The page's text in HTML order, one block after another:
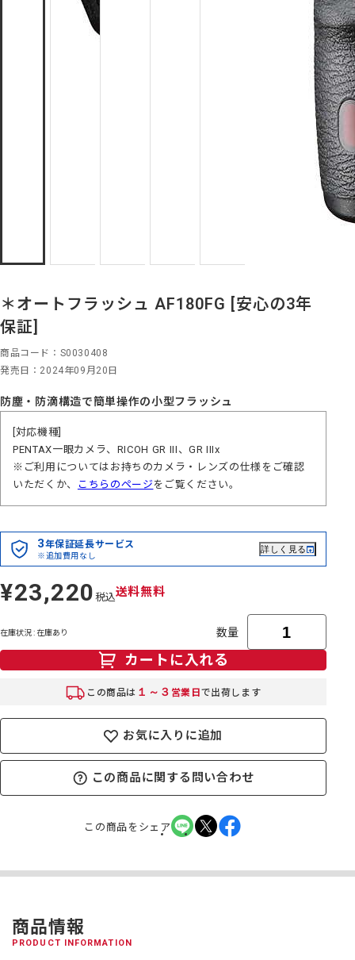
＊オートフラッシュ AF180FG [安心の3年
保証]
商品コード
S0030408
発売日
2024年09月20日
防塵・防滴構造で簡単操作の小型フラッシュ
[対応機種]
PENTAX一眼カメラ、RICOH GR III、GR IIIx
※ご利用についてはお持ちのカメラ・レンズの仕様をご確認
いただくか、
こちらのページ をご覧ください。
3年保証延長サービス
※追加費用なし
詳しく見る
定
価
¥23,220 税込送料無料
在庫状況 : 在庫あり 数量
カートに入れる
この商品は １～３ 営業日 で出荷します
お気に入りに追加
この商品に関する問い合わせ
この商品をシェア
商品情報
PRODUCT INFORMATION